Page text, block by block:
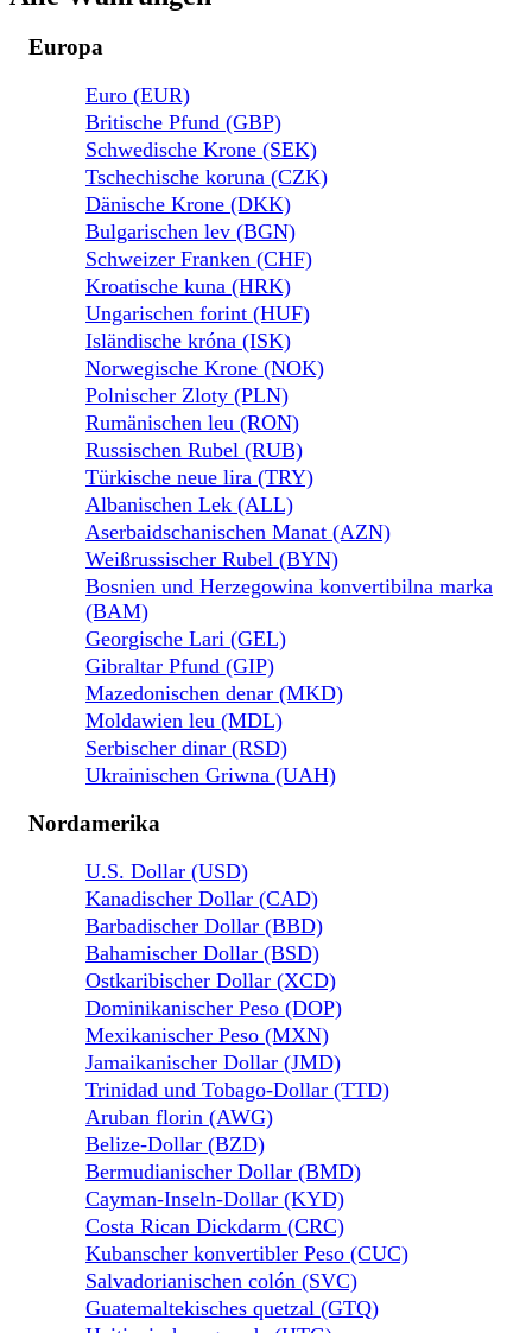
Europa
Euro (EUR)
Britische Pfund (GBP)
Schwedische Krone (SEK)
Tschechische koruna (CZK)
Dänische Krone (DKK)
Bulgarischen lev (BGN)
Schweizer Franken (CHF)
Kroatische kuna (HRK)
Ungarischen forint (HUF)
Isländische króna (ISK)
Norwegische Krone (NOK)
Polnischer Zloty (PLN)
Rumänischen leu (RON)
Russischen Rubel (RUB)
Türkische neue lira (TRY)
Albanischen Lek (ALL)
Aserbaidschanischen Manat (AZN)
Weißrussischer Rubel (BYN)
Bosnien und Herzegowina konvertibilna marka
(BAM)
Georgische Lari (GEL)
Gibraltar Pfund (GIP)
Mazedonischen denar (MKD)
Moldawien leu (MDL)
Serbischer dinar (RSD)
Ukrainischen Griwna (UAH)
Nordamerika
U.S. Dollar (USD)
Kanadischer Dollar (CAD)
Barbadischer Dollar (BBD)
Bahamischer Dollar (BSD)
Ostkaribischer Dollar (XCD)
Dominikanischer Peso (DOP)
Mexikanischer Peso (MXN)
Jamaikanischer Dollar (JMD)
Trinidad und Tobago-Dollar (TTD)
Aruban florin (AWG)
Belize-Dollar (BZD)
Bermudianischer Dollar (BMD)
Cayman-Inseln-Dollar (KYD)
Costa Rican Dickdarm (CRC)
Kubanscher konvertibler Peso (CUC)
Salvadorianischen colón (SVC)
Guatemaltekisches quetzal (GTQ)